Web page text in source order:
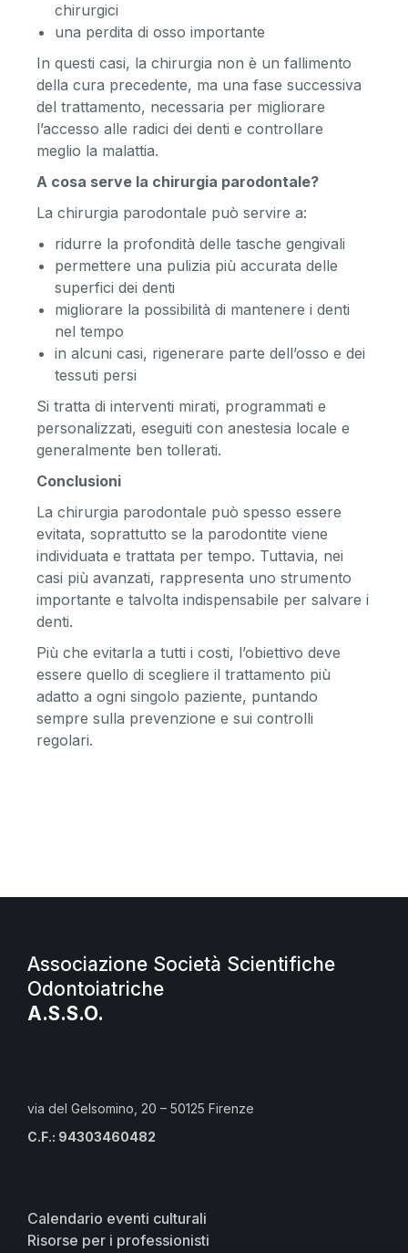
chirurgici
una perdita di osso importante
In questi casi, la chirurgia non è un fallimento
della cura precedente, ma una fase successiva
del trattamento, necessaria per migliorare
l’accesso alle radici dei denti e controllare
meglio la malattia.
A cosa serve la chirurgia parodontale?
La chirurgia parodontale può servire a:
ridurre la profondità delle tasche gengivali
permettere una pulizia più accurata delle
superfici dei denti
migliorare la possibilità di mantenere i denti
nel tempo
in alcuni casi, rigenerare parte dell’osso e dei
tessuti persi
Si tratta di interventi mirati, programmati e
personalizzati, eseguiti con anestesia locale e
generalmente ben tollerati.
Conclusioni
La chirurgia parodontale può spesso essere
evitata, soprattutto se la parodontite viene
individuata e trattata per tempo. Tuttavia, nei
casi più avanzati, rappresenta uno strumento
importante e talvolta indispensabile per salvare i
denti.
Più che evitarla a tutti i costi, l’obiettivo deve
essere quello di scegliere il trattamento più
adatto a ogni singolo paziente, puntando
sempre sulla prevenzione e sui controlli
regolari.
Associazione Società Scientifiche
Odontoiatriche
A.S.S.O.
via del Gelsomino, 20 – 50125 Firenze
C.F.: 94303460482
Calendario eventi culturali
Risorse per i professionisti